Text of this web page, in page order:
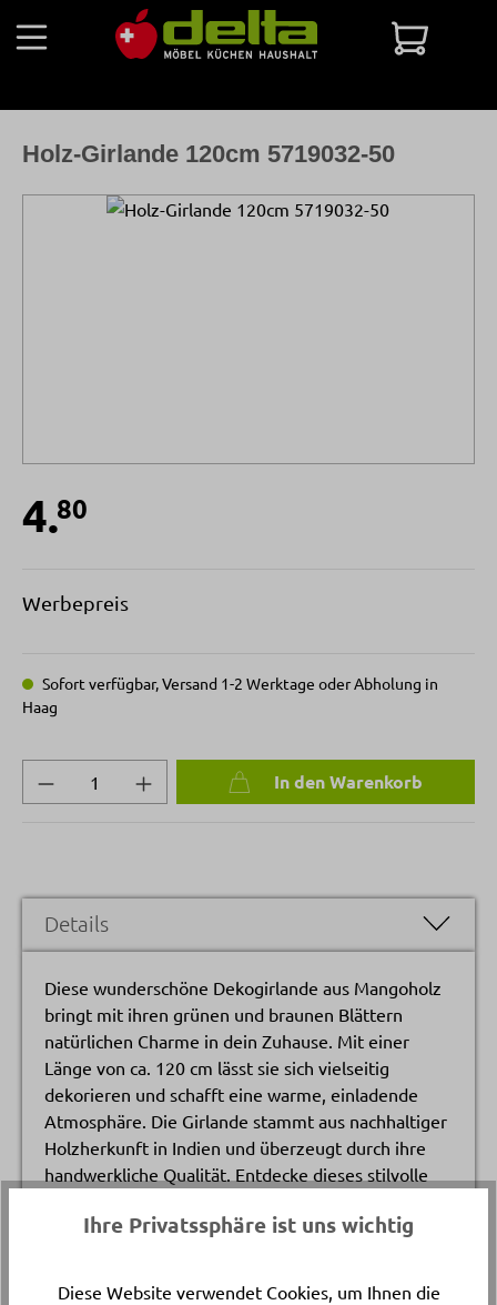
Zum Hauptinhalt springen
Bildergalerie überspringen
Holz-Girlande 120cm 5719032-50
4.80
Werbepreis
Sofort verfügbar, Versand 1-2 Werktage oder Abholung in
Haag
Produkt Anzahl: Gib den gewünschten
In den Warenkorb
Details
Diese wunderschöne Dekogirlande aus Mangoholz
bringt mit ihren grünen und braunen Blättern
natürlichen Charme in dein Zuhause. Mit einer
Länge von ca. 120 cm lässt sie sich vielseitig
dekorieren und schafft eine warme, einladende
Atmosphäre. Die Girlande stammt aus nachhaltiger
Holzherkunft in Indien und überzeugt durch ihre
handwerkliche Qualität. Entdecke dieses stilvolle
Spezialisten für Möbel, Küchen und geschmackvolle
Ihre Privatssphäre ist uns wichtig
Diese Website verwendet Cookies, um Ihnen die